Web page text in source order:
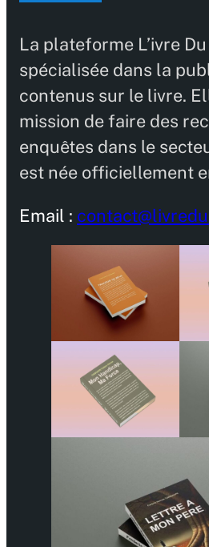
La plateforme L’ivre
spécialisée dans la
contenus sur le livre.
mission de faire des
enquêtes dans le
est née officiellement
Email :